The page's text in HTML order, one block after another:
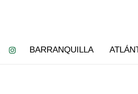
BARRANQUILLA